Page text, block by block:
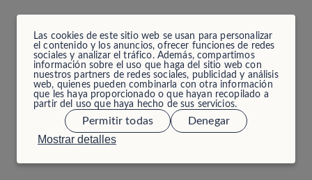
Las cookies de este sitio web se usan para personalizar
el contenido y los anuncios, ofrecer funciones de redes
sociales y analizar el tráfico. Además, compartimos
información sobre el uso que haga del sitio web con
nuestros partners de redes sociales, publicidad y análisis
web, quienes pueden combinarla con otra información
que les haya proporcionado o que hayan recopilado a
partir del uso que haya hecho de sus servicios.
Mostrar detalles
Permitir todas Denegar